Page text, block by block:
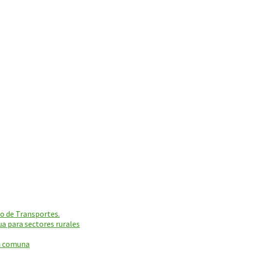
de Transportes.
para sectores rurales